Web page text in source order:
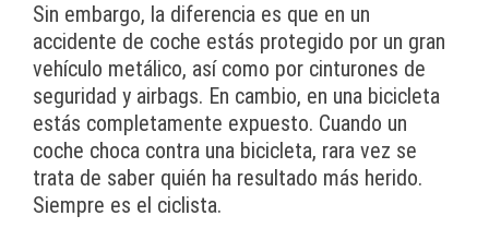
Sin embargo, la diferencia es que en un
accidente de coche estás protegido por un gran
vehículo metálico, así como por cinturones de
seguridad y airbags. En cambio, en una bicicleta
estás completamente expuesto. Cuando un
coche choca contra una bicicleta, rara vez se
trata de saber quién ha resultado más herido.
Siempre es el ciclista.